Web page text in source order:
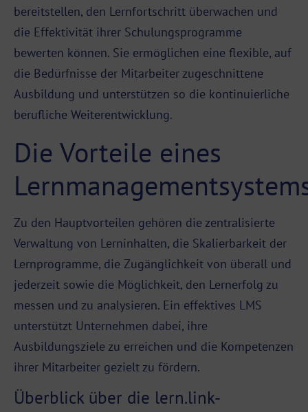
bereitstellen, den Lernfortschritt überwachen und
die Effektivität ihrer Schulungsprogramme
bewerten können. Sie ermöglichen eine flexible, auf
die Bedürfnisse der Mitarbeiter zugeschnittene
Ausbildung und unterstützen so die kontinuierliche
berufliche Weiterentwicklung.
Die Vorteile eines
Zu den Hauptvorteilen gehören die zentralisierte
Verwaltung von Lerninhalten, die Skalierbarkeit der
Lernprogramme, die Zugänglichkeit von überall und
jederzeit sowie die Möglichkeit, den Lernerfolg zu
messen und zu analysieren. Ein effektives LMS
unterstützt Unternehmen dabei, ihre
Ausbildungsziele zu erreichen und die Kompetenzen
ihrer Mitarbeiter gezielt zu fördern.
Überblick über die lern.link-